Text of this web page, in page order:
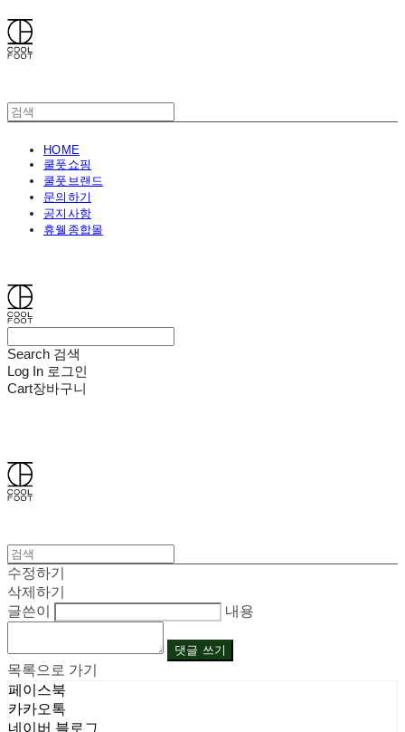
HOME
쿨풋쇼핑
쿨풋브랜드
문의하기
공지사항
휴웰종합몰
Search 검색
Log In 로그인
Cart장바구니
수정하기
삭제하기
글쓴이
내용
댓글 쓰기
목록으로 가기
페이스북
카카오톡
네이버 블로그